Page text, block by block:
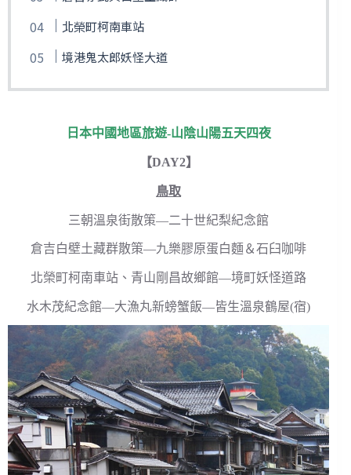
北榮町柯南車站
境港鬼太郎妖怪大道
日本中國地區旅遊-山陰山陽五天四夜
【DAY2】
鳥取
三朝溫泉街散策—二十世紀梨紀念館
倉吉白壁土藏群散策—九樂膠原蛋白麵＆石臼咖啡
北榮町柯南車站、青山剛昌故鄉館—境町妖怪道路
水木茂紀念館—大漁丸新螃蟹飯—皆生溫泉鶴屋(宿)